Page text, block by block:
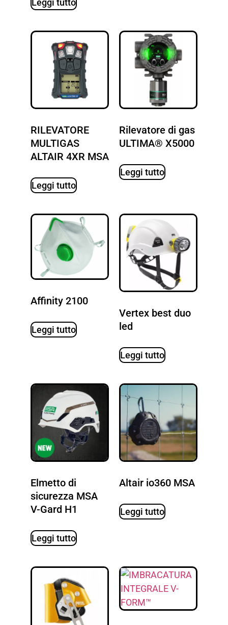
Leggi tutto
RILEVATORE
MULTIGAS
ALTAIR 4XR MSA
Leggi tutto
Rilevatore di gas
ULTIMA® X5000
Leggi tutto
Affinity 2100
Leggi tutto
Vertex best duo
led
Leggi tutto
Elmetto di
sicurezza MSA
V-Gard H1
Leggi tutto
Altair io360 MSA
Leggi tutto